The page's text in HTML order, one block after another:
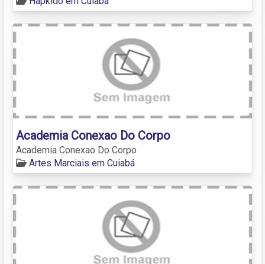
Academia Conexao Do Corpo
Academia Conexao Do Corpo
Artes Marciais em Cuiabá